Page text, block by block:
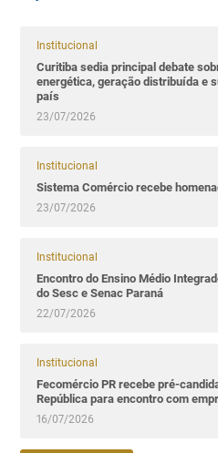
Institucional
Curitiba sedia principal debate
energética, geração distribuída e
país
23/07/2026
Institucional
Sistema Comércio recebe
23/07/2026
Institucional
Encontro do Ensino Médio
do Sesc e Senac Paraná
22/07/2026
Institucional
Fecomércio PR recebe pré-
República para encontro com
16/07/2026